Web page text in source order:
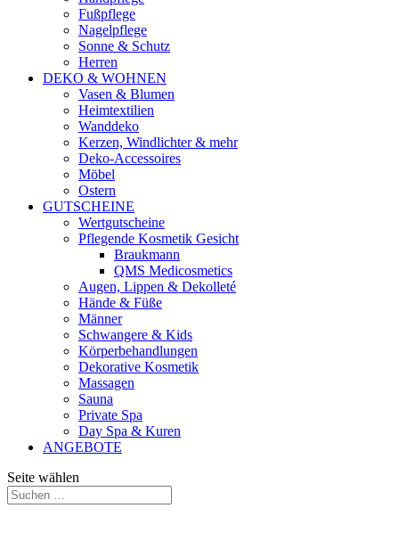
Fußpflege
Nagelpflege
Sonne & Schutz
Herren
DEKO & WOHNEN
Vasen & Blumen
Heimtextilien
Wanddeko
Kerzen, Windlichter & mehr
Deko-Accessoires
Möbel
Ostern
GUTSCHEINE
Wertgutscheine
Pflegende Kosmetik Gesicht
Braukmann
QMS Medicosmetics
Augen, Lippen & Dekolleté
Hände & Füße
Männer
Schwangere & Kids
Körperbehandlungen
Dekorative Kosmetik
Massagen
Sauna
Private Spa
Day Spa & Kuren
ANGEBOTE
Seite wählen